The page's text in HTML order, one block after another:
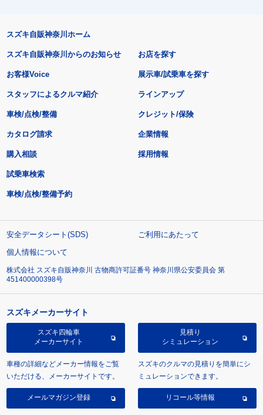
スズキ自販神奈川ホーム
スズキ自販神奈川からのお知らせ
お客様Voice
スタッフによるクルマ紹介
お店を探す
展示車/試乗車を探す
ラインアップ
車検/点検/整備 クレジット/保険
カタログ請求
購入相談
試乗車検索
車検/点検/整備予約
企業情報
採用情報
安全データシート(SDS)
ご利用にあたって
個人情報について
株式会社 スズキ自販神奈川 古物商許可証番号 神奈川県公安委員会 第
451400000398号
スズキメーカーサイト
スズキ四輪車
メーカーサイト
車種の詳細などメーカー情報をご覧
いただける、メーカーサイトです。
見積り
シミュレーション
スズキのクルマの見積りを簡単にシ
ミュレーションできます。
メールマガジン登録 リコール等情報